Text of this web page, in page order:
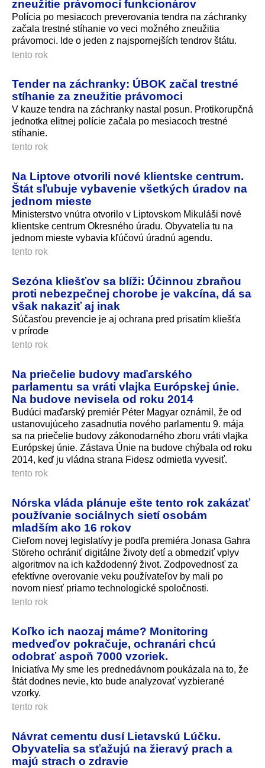
zneužitie právomocí funkcionárov
Polícia po mesiacoch preverovania tendra na záchranky
začala trestné stíhanie vo veci možného zneužitia
právomoci. Ide o jeden z najspornejších tendrov štátu.
tento rok
Tender na záchranky: ÚBOK začal trestné
stíhanie za zneužitie právomoci
V kauze tendra na záchranky nastal posun. Protikorupčná
jednotka elitnej polície začala po mesiacoch trestné
stíhanie.
tento rok
Na Liptove otvorili nové klientske centrum.
Štát sľubuje vybavenie všetkých úradov na
jednom mieste
Ministerstvo vnútra otvorilo v Liptovskom Mikuláši nové
klientske centrum Okresného úradu. Obyvatelia tu na
jednom mieste vybavia kľúčovú úradnú agendu.
tento rok
Sezóna kliešťov sa blíži: Účinnou zbraňou
proti nebezpečnej chorobe je vakcína, dá sa
však nakaziť aj inak
Súčasťou prevencie je aj ochrana pred prisatím kliešťa
v prírode
tento rok
Na priečelie budovy maďarského
parlamentu sa vráti vlajka Európskej únie.
Na budove nevisela od roku 2014
Budúci maďarský premiér Péter Magyar oznámil, že od
ustanovujúceho zasadnutia nového parlamentu 9. mája
sa na priečelie budovy zákonodarného zboru vráti vlajka
Európskej únie. Zástava Únie na budove chýbala od roku
2014, keď ju vládna strana Fidesz odmietla vyvesiť.
tento rok
Nórska vláda plánuje ešte tento rok zakázať
používanie sociálnych sietí osobám
mladším ako 16 rokov
Cieľom novej legislatívy je podľa premiéra Jonasa Gahra
Störeho ochrániť digitálne životy detí a obmedziť vplyv
algoritmov na ich každodenný život. Zodpovednosť za
efektívne overovanie veku používateľov by mali po
novom niesť priamo technologické spoločnosti.
tento rok
Koľko ich naozaj máme? Monitoring
medveďov pokračuje, ochranári chcú
odobrať aspoň 7000 vzoriek.
Iniciatíva My sme les prednedávnom poukázala na to, že
štát dodnes nevie, kto bude analyzovať vyzbierané
vzorky.
tento rok
Návrat cementu dusí Lietavskú Lúčku.
Obyvatelia sa sťažujú na žieravý prach a
majú strach o zdravie